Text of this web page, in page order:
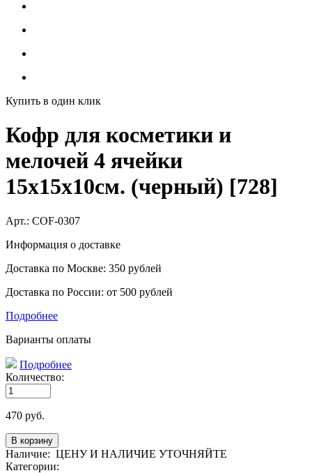
Купить в один клик
Кофр для косметики и
мелочей 4 ячейки
15х15х10см. (черный) [728]
Арт.: COF-0307
Информация о доставке
Доставка по Москве: 350 рублей
Доставка по России: от 500 рублей
Подробнее
Варианты оплаты
Подробнее
Количество:
470 руб.
Наличие: ЦЕНУ И НАЛИЧИЕ УТОЧНЯЙТЕ
Категории: